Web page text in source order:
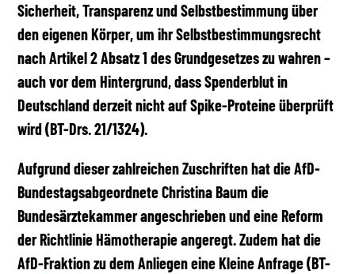
Sicherheit, Transparenz und Selbstbestimmung über
den eigenen Körper, um ihr Selbstbestimmungsrecht
nach Artikel 2 Absatz 1 des Grundgesetzes zu wahren –
auch vor dem Hintergrund, dass Spenderblut in
Deutschland derzeit nicht auf Spike-Proteine überprüft
wird (BT-Drs. 21/1324).
Aufgrund dieser zahlreichen Zuschriften hat die AfD-
Bundestagsabgeordnete Christina Baum die
Bundesärztekammer angeschrieben und eine Reform
der Richtlinie Hämotherapie angeregt. Zudem hat die
AfD-Fraktion zu dem Anliegen eine Kleine Anfrage (BT-